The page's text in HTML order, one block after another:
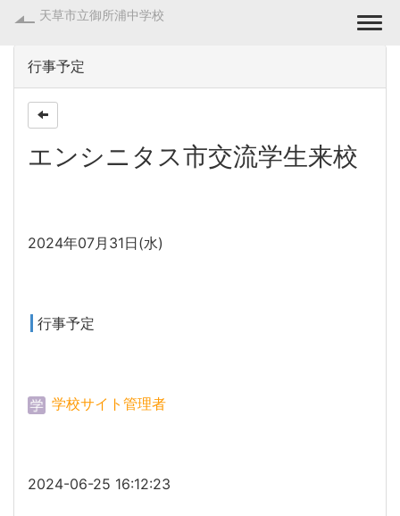
天草市立御所浦中学校
行事予定
エンシニタス市交流学生来校
2024年07月31日(水)
行事予定
学校サイト管理者
2024-06-25 16:12:23